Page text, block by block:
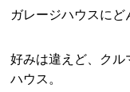
ガレージハウスにど
好みは違えど、ク
ハウス。